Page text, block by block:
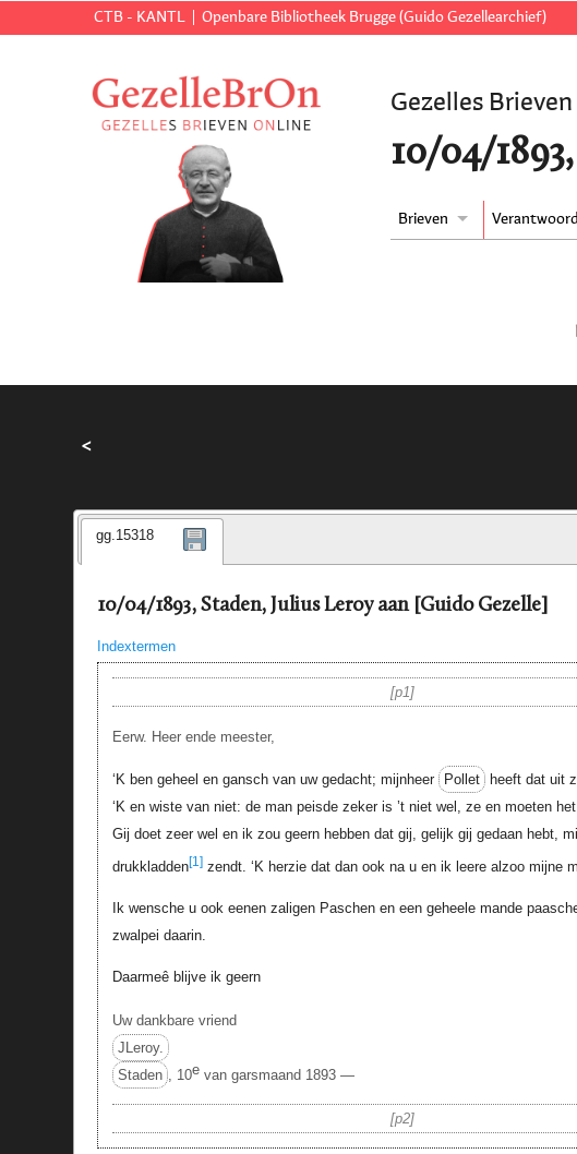
CTB - KANTL Openbare Bibliotheek Brugge (Guido Gezellearchief)
Gezelles
10/04/
Brieven
<
gg.15318
10/04/1893, Staden, Julius Leroy aan [Guido Gezelle]
Indextermen
p1
Eerw. Heer ende meester,
‘K ben geheel en gansch van uw gedacht; mijnheer Pollet heeft dat uit
‘K en wiste van niet: de man peisde zeker is ’t niet wel, ze en moeten
Gij doet zeer wel en ik zou geern hebben dat gij, gelijk gij gedaan hebt,
drukkladden[1]zendt. ‘K herzie dat dan ook na u en ik leere alzoo mijne
Ik wensche u ook eenen zaligen Paschen en een geheele mande
zwalpei daarin.
Daarmeê blijve ik geern
Uw dankbare vriend
JLeroy.
Staden , 10evan garsmaand 1893 —
p2